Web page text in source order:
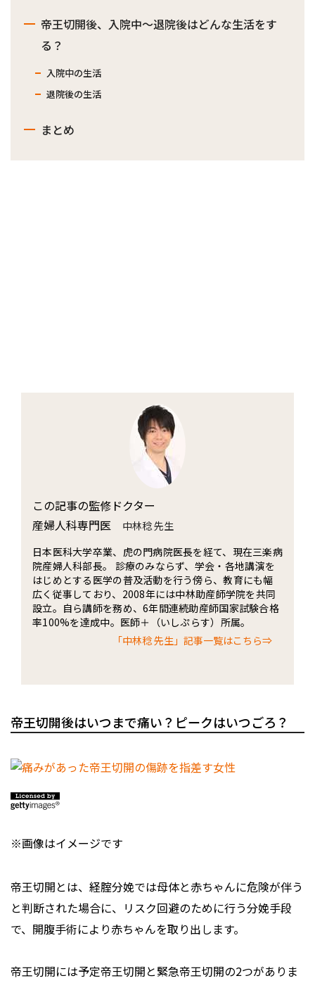
帝王切開後、入院中〜退院後はどんな生活をす
る？
入院中の生活
退院後の生活
まとめ
この記事の監修ドクター
産婦人科専門医
中林稔 先生
日本医科大学卒業、虎の門病院医長を経て、現在三楽病
院産婦人科部長。 診療のみならず、学会・各地講演を
はじめとする医学の普及活動を行う傍ら、教育にも幅
広く従事しており、2008年には中林助産師学院を共同
設立。自ら講師を務め、6年間連続助産師国家試験合格
率100%を達成中。医師＋（いしぷらす）所属。
「中林稔 先生」記事一覧はこちら⇒
帝王切開後はいつまで痛い？ピークはいつごろ？
※画像はイメージです
帝王切開とは、経腟分娩では母体と赤ちゃんに危険が伴う
と判断された場合に、リスク回避のために行う分娩手段
で、開腹手術により赤ちゃんを取り出します。
帝王切開には予定帝王切開と緊急帝王切開の2つがありま